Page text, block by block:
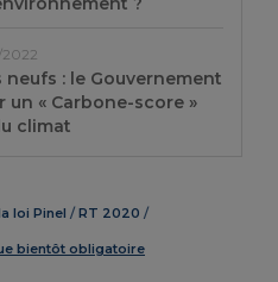
loi Pinel RT 2020
bientôt obligatoire
2022
: le Gouvernement
un « Carbone-score »
climat